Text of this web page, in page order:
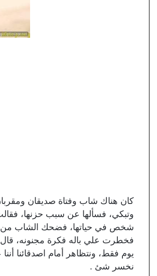
كان هناك شاب وفتاة صديقان
وتبكي، فسألها عن سبب حزنها،
شخص في حياتها، فضحك الشاب من
نخسر شئ .